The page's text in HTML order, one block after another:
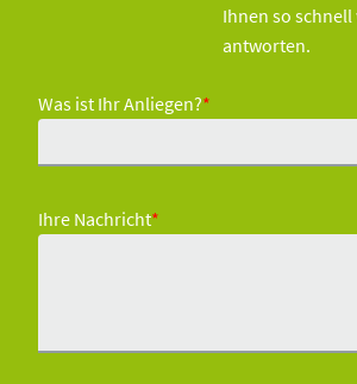
Ihnen so
antworten.
Was ist Ihr Anliegen?*
Ihre Nachricht*